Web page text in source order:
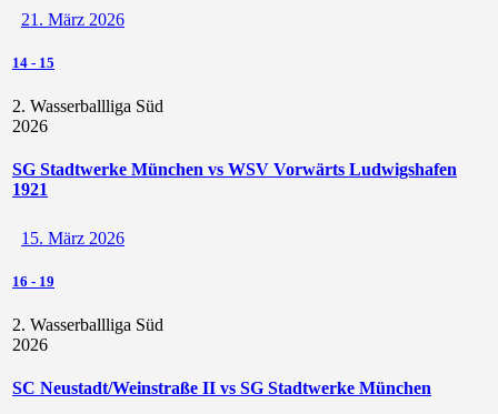
21. März 2026
14 - 15
2. Wasserballliga Süd
2026
SG Stadtwerke München vs WSV Vorwärts Ludwigshafen
1921
15. März 2026
16 - 19
2. Wasserballliga Süd
2026
SC Neustadt/Weinstraße II vs SG Stadtwerke München